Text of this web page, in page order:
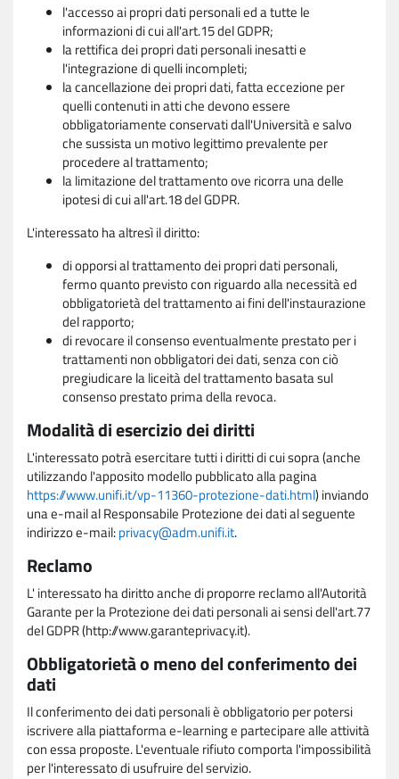
l'accesso ai propri dati personali ed a tutte le
informazioni di cui all'art.15 del GDPR;
la rettifica dei propri dati personali inesatti e
l'integrazione di quelli incompleti;
la cancellazione dei propri dati, fatta eccezione per
quelli contenuti in atti che devono essere
obbligatoriamente conservati dall'Università e salvo
che sussista un motivo legittimo prevalente per
procedere al trattamento;
la limitazione del trattamento ove ricorra una delle
ipotesi di cui all'art.18 del GDPR.
L'interessato ha altresì il diritto:
di opporsi al trattamento dei propri dati personali,
fermo quanto previsto con riguardo alla necessità ed
obbligatorietà del trattamento ai fini dell'instaurazione
del rapporto;
di revocare il consenso eventualmente prestato per i
trattamenti non obbligatori dei dati, senza con ciò
pregiudicare la liceità del trattamento basata sul
consenso prestato prima della revoca.
Modalità di esercizio dei diritti
L'interessato potrà esercitare tutti i diritti di cui sopra (anche
utilizzando l'apposito modello pubblicato alla pagina
https://www.unifi.it/vp-11360-protezione-dati.html) inviando
una e-mail al Responsabile Protezione dei dati al seguente
indirizzo e-mail:privacy@adm.unifi.it.
Reclamo
L' interessato ha diritto anche di proporre reclamo all'Autorità
Garante per la Protezione dei dati personali ai sensi dell'art.77
del GDPR (http://www.garanteprivacy.it).
Obbligatorietà o meno del conferimento dei
dati
Il conferimento dei dati personali è obbligatorio per potersi
iscrivere alla piattaforma e-learning e partecipare alle attività
con essa proposte. L'eventuale rifiuto comporta l'impossibilità
per l'interessato di usufruire del servizio.